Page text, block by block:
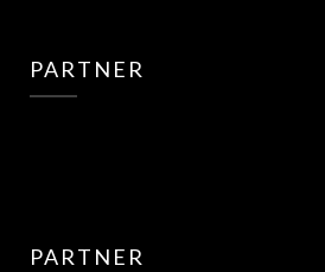
PARTNER
PARTNER